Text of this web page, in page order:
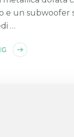
e un subwoofer
…